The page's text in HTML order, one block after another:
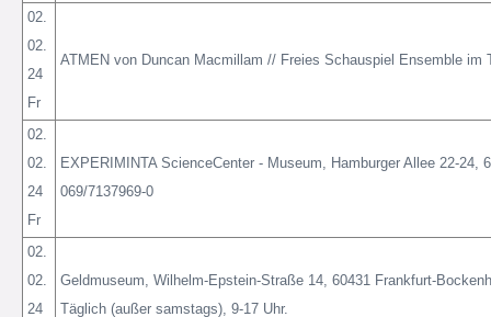
02.
02.
24
Fr
ATMEN von Duncan Macmillam // Freies Schauspiel Ensemble im
02.
02.
24
Fr
EXPERIMINTA ScienceCenter - Museum, Hamburger Allee 22-24,
069/7137969-0
02.
02.
24
Geldmuseum, Wilhelm-Epstein-Straße 14, 60431 Frankfurt-
Täglich (außer samstags), 9-17 Uhr.